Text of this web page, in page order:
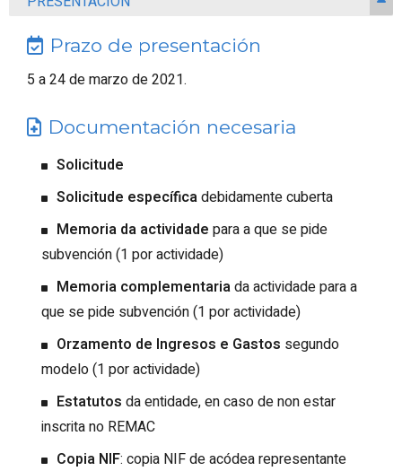
Prazo de presentación
5 a 24 de marzo de 2021.
Documentación necesaria
Solicitude
Solicitude específicadebidamente cuberta
Memoria da actividade para a que se pide
subvención (1 por actividade)
Memoria complementariada actividade para a
que se pide subvención (1 por actividade)
Orzamento de Ingresos e Gastos segundo
modelo (1 por actividade)
Estatutos da entidade, en caso de non estar
inscrita no REMAC
Copia NIF: copia NIF de acódea representante